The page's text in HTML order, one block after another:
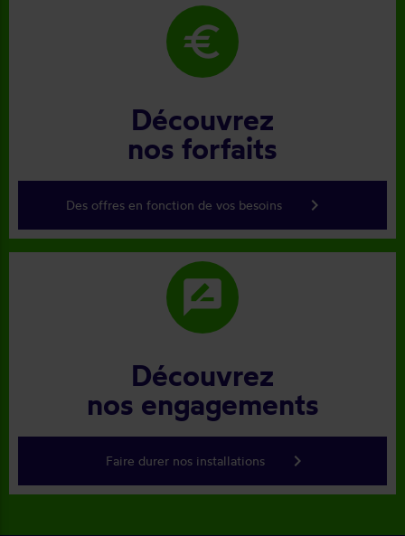
euro
Découvrez
nos forfaits
Des offres en fonction de vos besoins keyboard_arrow_right
rate_review
Découvrez
nos engagements
Faire durer nos installations keyboard_arrow_right